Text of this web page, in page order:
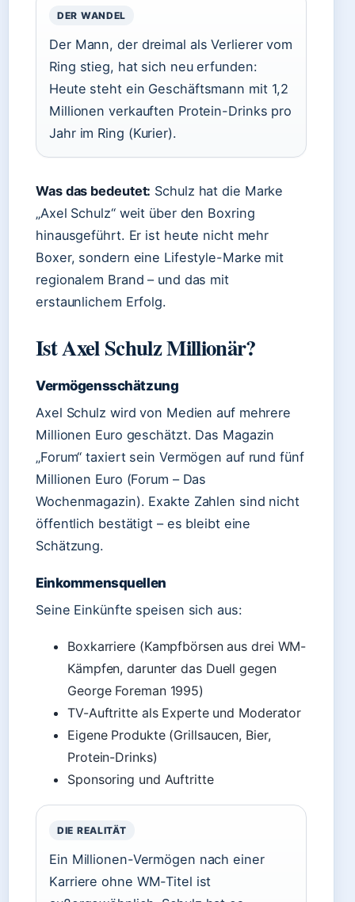
DER WANDEL
Der Mann, der dreimal als Verlierer vom
Ring stieg, hat sich neu erfunden:
Heute steht ein Geschäftsmann mit 1,2
Millionen verkauften Protein-Drinks pro
Jahr im Ring (Kurier).
Was das bedeutet: Schulz hat die Marke
„Axel Schulz“ weit über den Boxring
hinausgeführt. Er ist heute nicht mehr
Boxer, sondern eine Lifestyle-Marke mit
regionalem Brand – und das mit
erstaunlichem Erfolg.
Ist Axel Schulz Millionär?
Vermögensschätzung
Axel Schulz wird von Medien auf mehrere
Millionen Euro geschätzt. Das Magazin
„Forum“ taxiert sein Vermögen auf rund fünf
Millionen Euro (Forum – Das
Wochenmagazin). Exakte Zahlen sind nicht
öffentlich bestätigt – es bleibt eine
Schätzung.
Einkommensquellen
Seine Einkünfte speisen sich aus:
Boxkarriere (Kampfbörsen aus drei WM-
Kämpfen, darunter das Duell gegen
George Foreman 1995)
TV-Auftritte als Experte und Moderator
Eigene Produkte (Grillsaucen, Bier,
Protein-Drinks)
Sponsoring und Auftritte
DIE REALITÄT
Ein Millionen-Vermögen nach einer
Karriere ohne WM-Titel ist